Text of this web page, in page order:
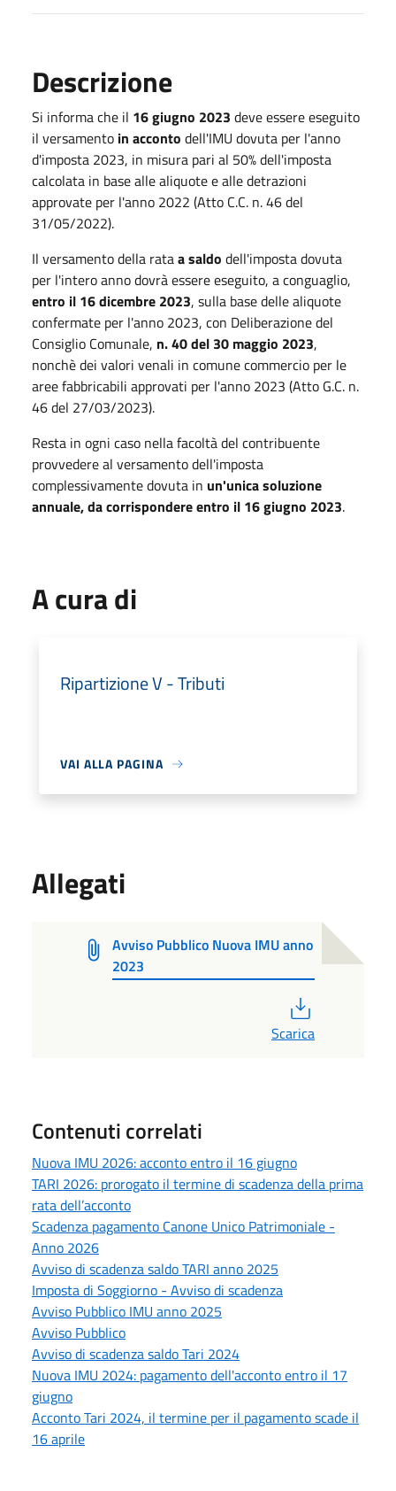
Descrizione
Si informa che il 16 giugno 2023 deve essere eseguito
il versamento in acconto dell'IMU dovuta per l'anno
d'imposta 2023, in misura pari al 50% dell'imposta
calcolata in base alle aliquote e alle detrazioni
approvate per l'anno 2022 (Atto C.C. n. 46 del
31/05/2022).
Il versamento della rataa saldo dell'imposta dovuta
per l'intero anno dovrà essere eseguito, a conguaglio,
entro il 16 dicembre 2023, sulla base delle aliquote
confermate per l'anno 2023, con Deliberazione del
Consiglio Comunale, n. 40 del 30 maggio 2023,
nonchè dei valori venali in comune commercio per le
aree fabbricabili approvati per l'anno 2023 (Atto G.C. n.
46 del 27/03/2023).
Resta in ogni caso nella facoltà del contribuente
provvedere al versamento dell'imposta
complessivamente dovuta in un'unica soluzione
annuale, da corrispondere entro il 16 giugno 2023.
A cura di
Ripartizione V - Tributi
VAI ALLA PAGINA
Allegati
Avviso Pubblico Nuova IMU anno
2023
Scarica
Contenuti correlati
Nuova IMU 2026: acconto entro il 16 giugno
TARI 2026: prorogato il termine di scadenza della prima
rata dell’acconto
Scadenza pagamento Canone Unico Patrimoniale -
Anno 2026
Avviso di scadenza saldo TARI anno 2025
Imposta di Soggiorno - Avviso di scadenza
Avviso Pubblico IMU anno 2025
Avviso Pubblico
Avviso di scadenza saldo Tari 2024
Nuova IMU 2024: pagamento dell'acconto entro il 17
giugno
Acconto Tari 2024, il termine per il pagamento scade il
16 aprile